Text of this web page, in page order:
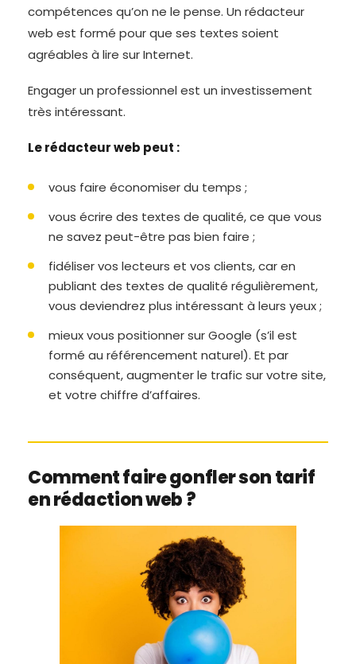
compétences qu’on ne le pense. Un rédacteur
web est formé pour que ses textes soient
agréables à lire sur Internet.
Engager un professionnel est un investissement
très intéressant.
Le rédacteur web peut :
vous faire économiser du temps ;
vous écrire des textes de qualité, ce que vous
ne savez peut-être pas bien faire ;
fidéliser vos lecteurs et vos clients, car en
publiant des textes de qualité régulièrement,
vous deviendrez plus intéressant à leurs yeux ;
mieux vous positionner sur Google (s’il est
formé au référencement naturel). Et par
conséquent, augmenter le trafic sur votre site,
et votre chiffre d’affaires.
Comment faire gonfler son tarif
en rédaction web ?